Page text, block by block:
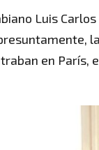
Luis
en París,